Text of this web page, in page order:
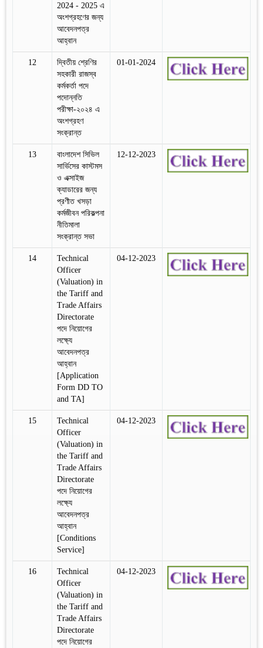
2024 - 2025 এ
অংশগ্রহণের জন্য
আবেদনপত্র
আহ্বান
12
দ্বিতীয় শ্রেণির
সহকারী রাজস্ব
কর্মকর্তা পদে
পদোন্নতি
পরীক্ষা-২০২৪ এ
অংশগ্রহণ
সংক্রান্ত
01-01-2024
13
বাংলাদেশ সিভিল
সার্ভিসের কাস্টমস
ও এক্সাইজ
ক্যাডারের জন্য
প্রণীত খসড়া
কর্মজীবন পরিকল্পনা
নীতিমালা
সংক্রান্ত সভা
12-12-2023
14
Technical
Officer
(Valuation) in
the Tariff and
Trade Affairs
Directorate
পদে নিয়োগের
লক্ষ্যে
আবেদনপত্র
আহ্বান
[Application
Form DD TO
and TA]
04-12-2023
15
Technical
Officer
(Valuation) in
the Tariff and
Trade Affairs
Directorate
পদে নিয়োগের
লক্ষ্যে
আবেদনপত্র
আহ্বান
[Conditions
Service]
04-12-2023
16
Technical
Officer
(Valuation) in
the Tariff and
Trade Affairs
Directorate
পদে নিয়োগের
04-12-2023